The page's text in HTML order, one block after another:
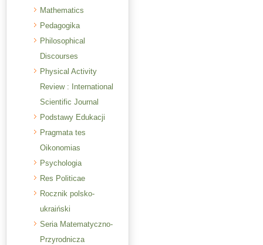
Mathematics
Pedagogika
Philosophical
Discourses
Physical Activity
Review : International
Scientific Journal
Podstawy Edukacji
Pragmata tes
Oikonomias
Psychologia
Res Politicae
Rocznik polsko-
ukraiński
Seria Matematyczno-
Przyrodnicza